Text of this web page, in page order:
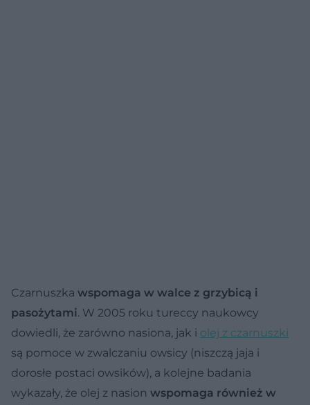
Czarnuszka wspomaga w walce z grzybicą i
pasożytami. W 2005 roku tureccy naukowcy
dowiedli, że zarówno nasiona, jak i olej z czarnuszki
są pomoce w zwalczaniu owsicy (niszczą jaja i
dorosłe postaci owsików), a kolejne badania
wykazały, że olej z nasion wspomaga również w